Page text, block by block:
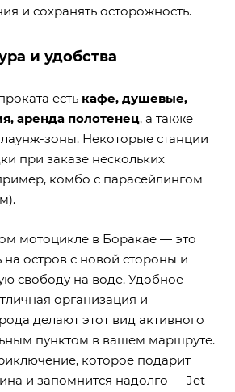
и сохранять осторожность.
и удобства
есть кафе, душевые,
аренда полотенец, а также
зоны. Некоторые станции
при заказе нескольких
комбо с парасейлингом
мотоцикле в Боракае — это
на остров с новой стороны и
свободу на воде. Удобное
организация и
делают этот вид активного
пунктом в вашем маршруте.
которое подарит
и запомнится надолго — Jet